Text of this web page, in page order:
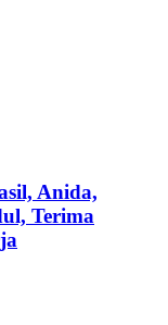
Anida,
Terima